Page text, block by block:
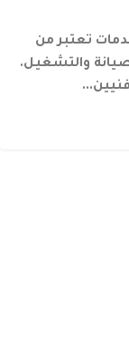
تعتبر من
والتشغيل.